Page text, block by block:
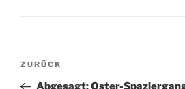
Beitragsnavigation
Vorheriger
Beitrag
ZURÜCK
Abgesagt: Oster-